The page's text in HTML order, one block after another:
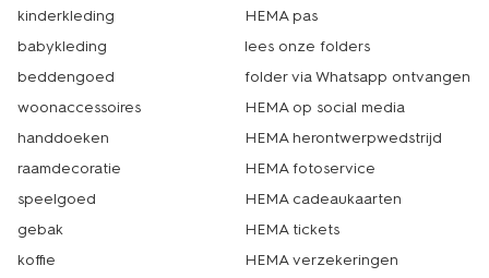
kinderkleding
babykleding
beddengoed
woonaccessoires
handdoeken
raamdecoratie
speelgoed
gebak
koffie
HEMA pas
lees onze folders
folder via Whatsapp ontvangen
HEMA op social media
HEMA herontwerpwedstrijd
HEMA fotoservice
HEMA cadeaukaarten
HEMA tickets
HEMA verzekeringen